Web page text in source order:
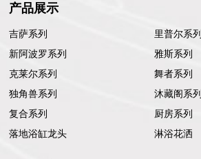
产品展示
吉萨系列
里普尔系列
新阿波罗系列
雅斯系列
克莱尔系列
舞者系列
独角兽系列
沐藏阁系列
复合系列
厨房系列
落地浴缸龙头
淋浴花洒